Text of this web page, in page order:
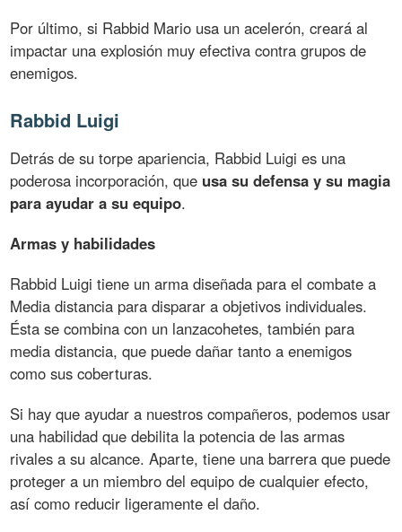
Por último, si Rabbid Mario usa un acelerón, creará al
impactar una explosión muy efectiva contra grupos de
enemigos.
Rabbid Luigi
Detrás de su torpe apariencia, Rabbid Luigi es una
poderosa incorporación, que usa su defensa y su magia
para ayudar a su equipo.
Armas y habilidades
Rabbid Luigi tiene un arma diseñada para el combate a
Media distancia para disparar a objetivos individuales.
Ésta se combina con un lanzacohetes, también para
media distancia, que puede dañar tanto a enemigos
como sus coberturas.
Si hay que ayudar a nuestros compañeros, podemos usar
una habilidad que debilita la potencia de las armas
rivales a su alcance. Aparte, tiene una barrera que puede
proteger a un miembro del equipo de cualquier efecto,
así como reducir ligeramente el daño.